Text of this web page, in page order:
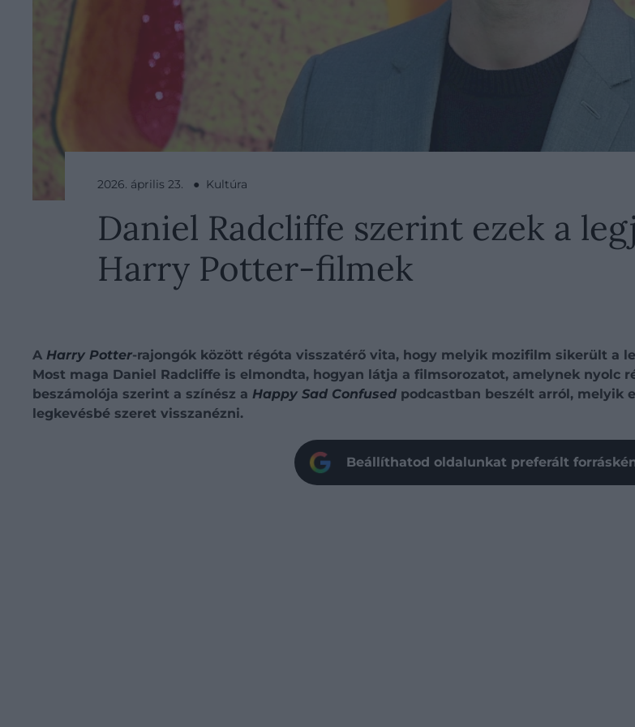
2026. április 23. ● Kultúra
Daniel Radcliffe szerint ezek a
Harry Potter-filmek
A Harry Potter-rajongók között régóta visszatérő vita, hogy melyik mozifilm sikerült a
Most maga Daniel Radcliffe is elmondta, hogyan látja a filmsorozatot, amelynek nyolc
beszámolója szerint a színész a Happy Sad Confused podcastban beszélt arról, melyik
legkevésbé szeret visszanézni.
Beállíthatod oldalunkat preferált